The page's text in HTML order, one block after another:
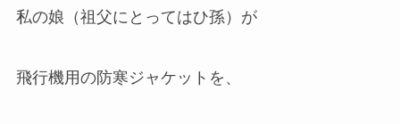
私の娘（祖父にとってはひ孫）が
飛行機用の防寒ジャケットを、